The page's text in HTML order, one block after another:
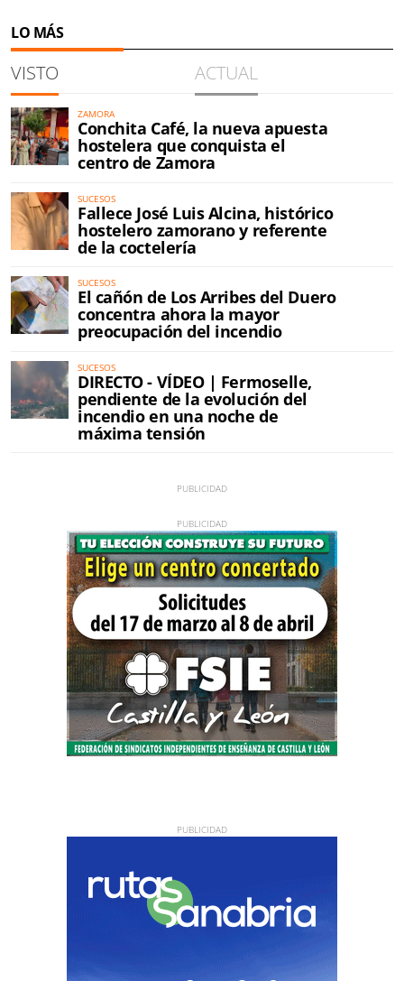
LO MÁS
VISTO ACTUAL
ZAMORA
Conchita Café, la nueva apuesta
hostelera que conquista el
centro de Zamora
SUCESOS
Fallece José Luis Alcina, histórico
hostelero zamorano y referente
de la coctelería
SUCESOS
El cañón de Los Arribes del Duero
concentra ahora la mayor
preocupación del incendio
SUCESOS
DIRECTO - VÍDEO | Fermoselle,
pendiente de la evolución del
incendio en una noche de
máxima tensión